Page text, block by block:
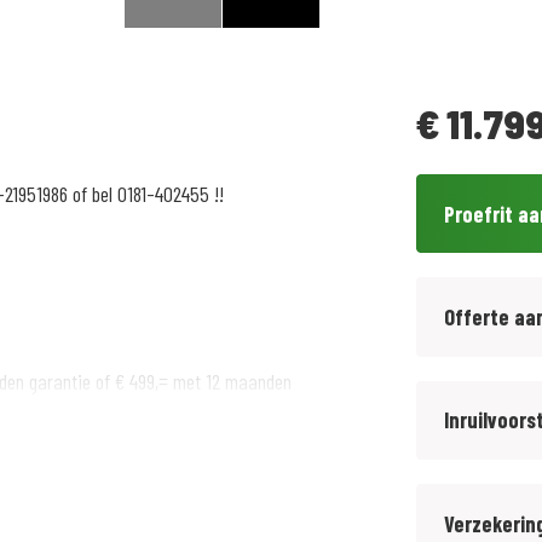
of bel 0181-402455 !!
garantie of € 499,= met 12 maanden
€
Proefrit
Offerte